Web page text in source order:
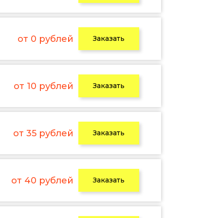
от 0 рублей Заказать
от 10 рублей Заказать
от 35 рублей Заказать
от 40 рублей Заказать